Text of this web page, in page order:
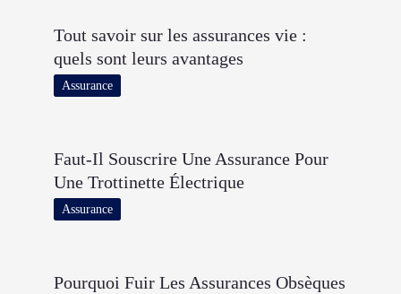
Tout savoir sur les assurances vie :
quels sont leurs avantages
Assurance
Faut-Il Souscrire Une Assurance Pour
Une Trottinette Électrique
Assurance
Pourquoi Fuir Les Assurances Obsèques